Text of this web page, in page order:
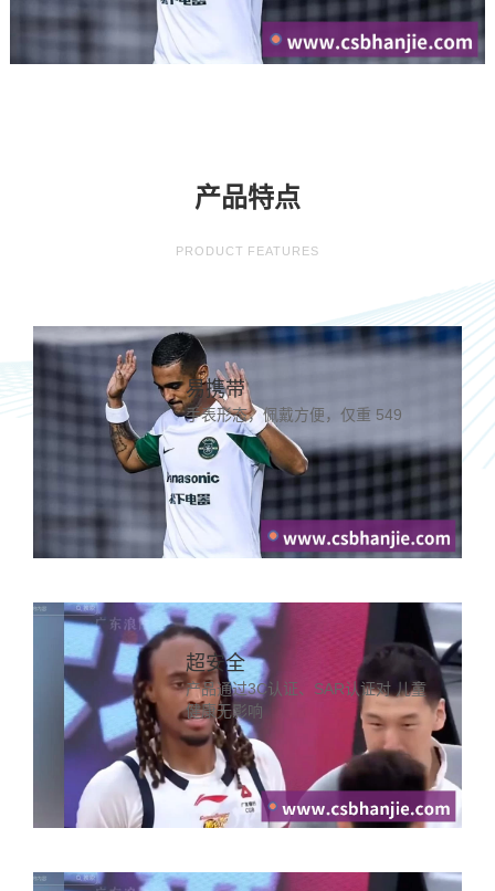
产品特点
PRODUCT FEATURES
易携带
手表形态，佩戴方便，仅重 549
超安全
产品通过3C认证、SAR认证对 儿童
健康无影响